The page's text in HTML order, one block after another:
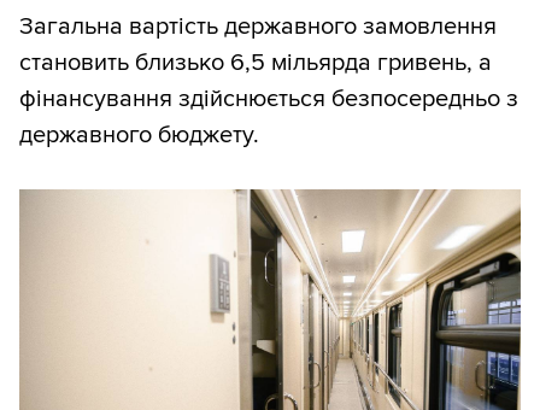
Загальна вартість державного замовлення
становить близько 6,5 мільярда гривень, а
фінансування здійснюється безпосередньо з
державного бюджету.